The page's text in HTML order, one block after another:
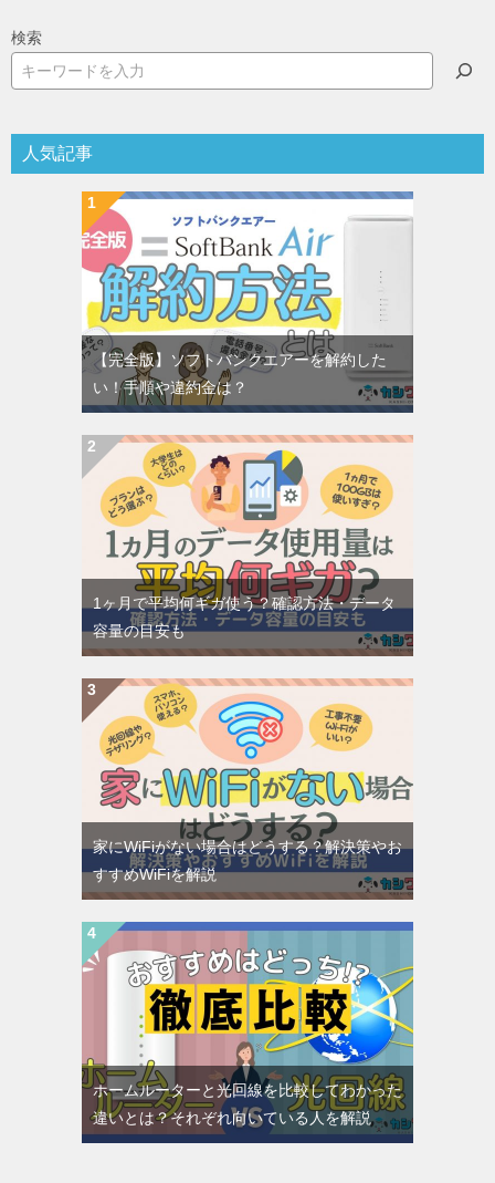
検索
人気記事
【完全版】ソフトバンクエアーを解約した
い！手順や違約金は？
1ヶ月で平均何ギガ使う？確認方法・データ
容量の目安も
家にWiFiがない場合はどうする？解決策やお
すすめWiFiを解説
ホームルーターと光回線を比較してわかった
違いとは？それぞれ向いている人を解説